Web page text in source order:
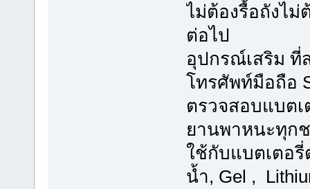
ไม่ต้องรื้อถังไม่
ต่อไป
อุปกรณ์เสริม ที่
โทรศัพท์มือถือ
ตรวจสอบแบตเ
ยานพาหนะทุก
ใช้กับแบตเตอ
น้ำ, Gel ,